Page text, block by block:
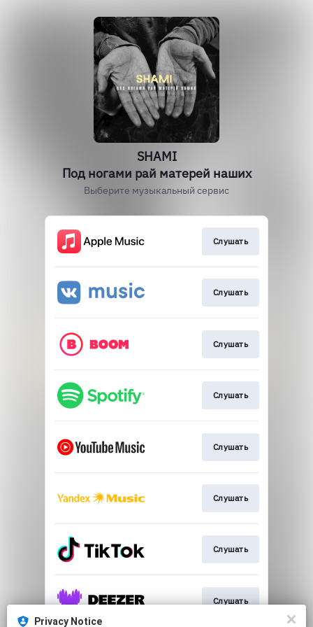
SHAMI
Под ногами рай матерей наших
Выберите музыкальный сервис
Слушать
Слушать
Слушать
Слушать
Слушать
Слушать
Слушать
Слушать
Privacy Notice